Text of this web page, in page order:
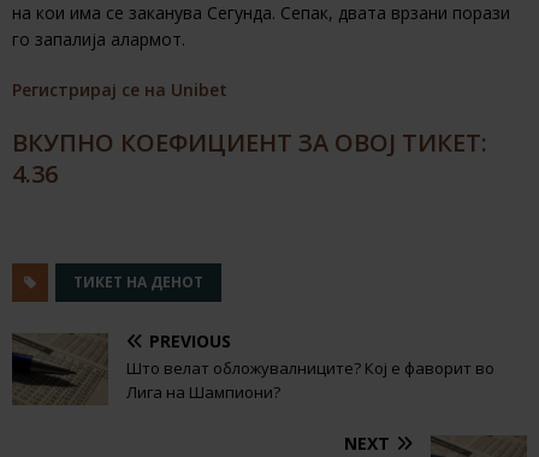
на кои има се заканува Сегунда. Сепак, двата врзани порази
го запалија алармот.
Регистрирај се на Unibet
ВКУПНО КОЕФИЦИЕНТ ЗА ОВОЈ ТИКЕТ:
4.36
ТИКЕТ НА ДЕНОТ
PREVIOUS
Што велат обложувалниците? Кој е фаворит во
Лига на Шампиони?
NEXT